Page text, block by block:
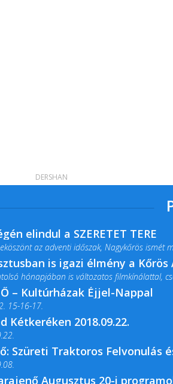
elindul a SZERETET TERE
az adventi időszak, Nagykőrös ismét
is igazi élmény a Kőrös
hónapjában is változatos filmkínálattal,
– Kultúrházak Éjjel-Nappal
15-16-17.
tartalmas programokkal várja a Csemői
Kétkeréken 2018.09.22.
Szüreti Traktoros Felvonulás
Augusztus 20-i
DERSHAN